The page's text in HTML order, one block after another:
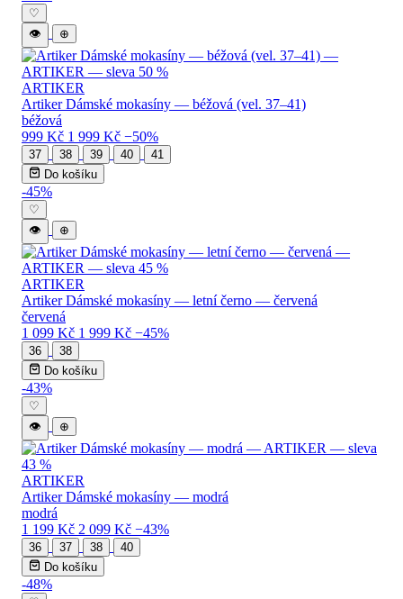
♡
👁
⊕
ARTIKER
Artiker Dámské mokasíny — béžová (vel. 37–41)
béžová
999 Kč 1 999 Kč −50%
37 38 39 40
41
Do košíku
-45%
♡
👁
⊕
ARTIKER
Artiker Dámské mokasíny — letní černo — červená
červená
1 099 Kč 1 999 Kč −45%
36
38
Do košíku
-43%
♡
👁
⊕
ARTIKER
Artiker Dámské mokasíny — modrá
modrá
1 199 Kč 2 099 Kč −43%
36 37 38
40
Do košíku
-48%